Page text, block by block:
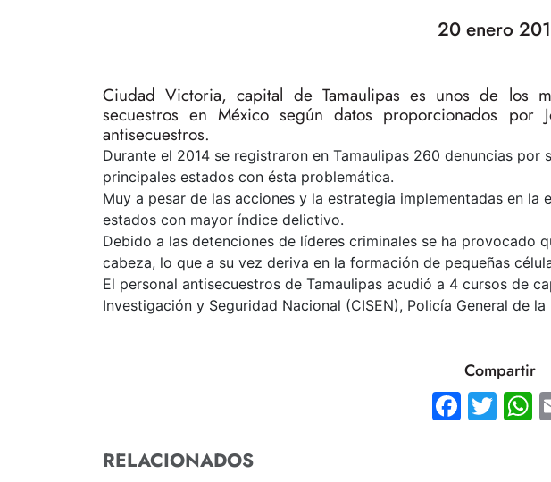
20 enero
Ciudad Victoria, capital de Tamaulipas es unos de los
secuestros en México según datos proporcionados por
antisecuestros.
Durante el 2014 se registraron en Tamaulipas 260 denuncias
principales estados con ésta problemática.
Muy a pesar de las acciones y la estrategia implementadas en la
estados con mayor índice delictivo.
Debido a las detenciones de líderes criminales se ha provocado
cabeza, lo que a su vez deriva en la formación de pequeñas
El personal antisecuestros de Tamaulipas acudió a 4 cursos de
Investigación y Seguridad Nacional (CISEN), Policía General de
Compartir
RELACIONADOS